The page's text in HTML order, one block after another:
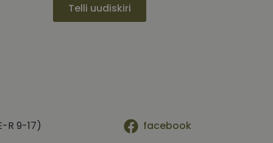
Telli uudiskiri
R 9-17) facebook